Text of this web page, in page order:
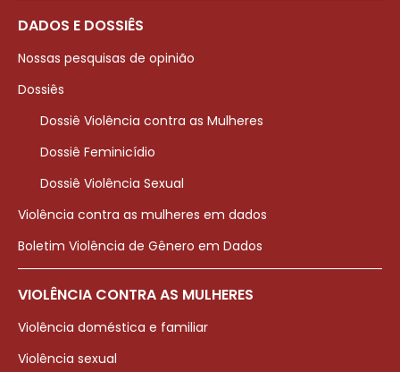
DADOS E DOSSIÊS
Nossas pesquisas de opinião
Dossiês
Dossiê Violência contra as Mulheres
Dossiê Feminicídio
Dossiê Violência Sexual
Violência contra as mulheres em dados
Boletim Violência de Gênero em Dados
VIOLÊNCIA CONTRA AS MULHERES
Violência doméstica e familiar
Violência sexual